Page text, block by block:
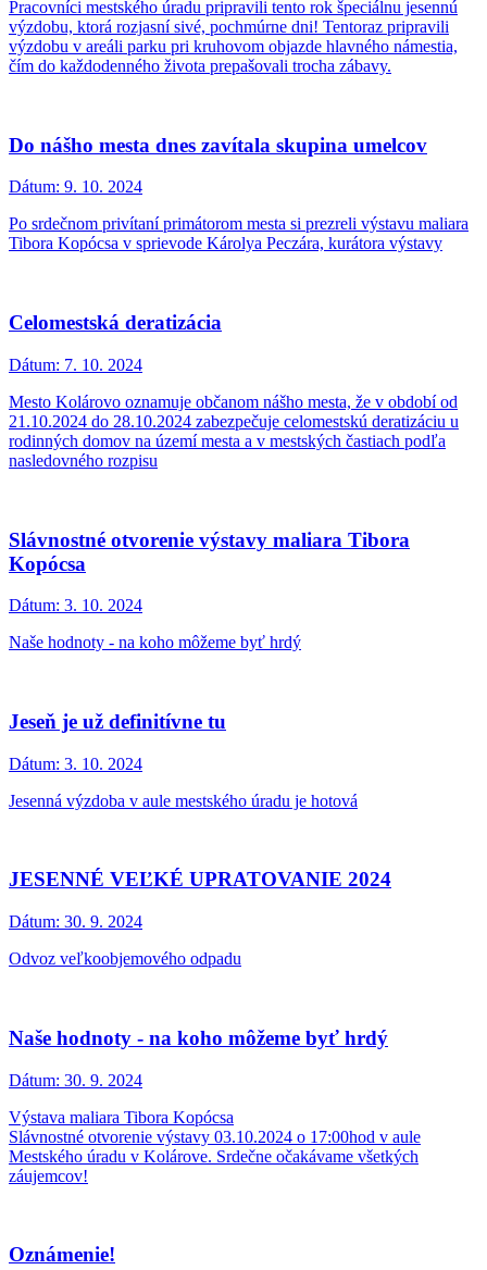
Pracovníci mestského úradu pripravili tento rok špeciálnu jesennú
výzdobu, ktorá rozjasní sivé, pochmúrne dni! Tentoraz pripravili
výzdobu v areáli parku pri kruhovom objazde hlavného námestia,
čím do každodenného života prepašovali trocha zábavy.
Do nášho mesta dnes zavítala skupina umelcov
Dátum: 9. 10. 2024
Po srdečnom privítaní primátorom mesta si prezreli výstavu maliara
Tibora Kopócsa v sprievode Károlya Peczára, kurátora výstavy
Celomestská deratizácia
Dátum: 7. 10. 2024
Mesto Kolárovo oznamuje občanom nášho mesta, že v období od
21.10.2024 do 28.10.2024 zabezpečuje celomestskú deratizáciu u
rodinných domov na území mesta a v mestských častiach podľa
nasledovného rozpisu
Slávnostné otvorenie výstavy maliara Tibora
Kopócsa
Dátum: 3. 10. 2024
Naše hodnoty - na koho môžeme byť hrdý
Jeseň je už definitívne tu
Dátum: 3. 10. 2024
Jesenná výzdoba v aule mestského úradu je hotová
JESENNÉ VEĽKÉ UPRATOVANIE 2024
Dátum: 30. 9. 2024
Odvoz veľkoobjemového odpadu
Naše hodnoty - na koho môžeme byť hrdý
Dátum: 30. 9. 2024
Výstava maliara Tibora Kopócsa
Slávnostné otvorenie výstavy 03.10.2024 o 17:00hod v aule
Mestského úradu v Kolárove. Srdečne očakávame všetkých
záujemcov!
Oznámenie!